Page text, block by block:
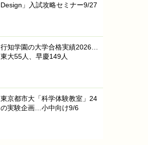
Design」入試攻略セミナー9/27
行知学園の大学合格実績2026…
東大55人、早慶149人
東京都市大「科学体験教室」24
の実験企画…小中向け9/6